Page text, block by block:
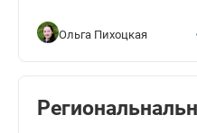
Ольга Пихоцкая